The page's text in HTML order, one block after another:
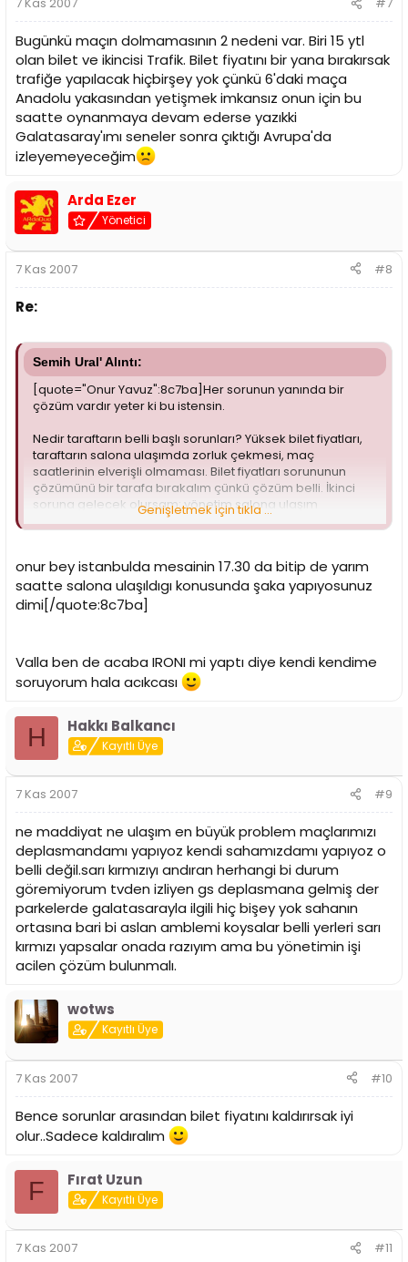
7 Kas 2007 #7
Bugünkü maçın dolmamasının 2 nedeni var. Biri 15 ytl
olan bilet ve ikincisi Trafik. Bilet fiyatını bir yana bırakırsak
trafiğe yapılacak hiçbirşey yok çünkü 6'daki maça
Anadolu yakasından yetişmek imkansız onun için bu
saatte oynanmaya devam ederse yazıkki
Galatasaray'ımı seneler sonra çıktığı Avrupa'da
izleyemeyeceğim
Arda Ezer
Yönetici
7 Kas 2007 #8
Re:
Semih Ural' Alıntı:
[quote="Onur Yavuz":8c7ba]Her sorunun yanında bir
çözüm vardır yeter ki bu istensin.
Nedir taraftarın belli başlı sorunları? Yüksek bilet fiyatları,
taraftarın salona ulaşımda zorluk çekmesi, maç
saatlerinin elverişli olmaması. Bilet fiyatları sorununun
çözümünü bir tarafa bırakalım çünkü çözüm belli. İkinci
soruna gelecek olursam; yönetim salona ulaşım
konusunda İETT ile işbirliği yapmayı beceremiyorsa, servis
konularda düşüncesiz davranan yönetimin maç saatleri
konusunda hiçbir kusuru yok! Memur kenti olan İstanbul
´da 17:30´da mesai biter, maça gelmek isteyen taraftar da
Ancak bu anlayış devam ettiği sürece Avrupa´da 10 yıl
kapasitesinin %10´u, satılan kombinelerin %20´si ile kutlarız.
Gel de zihniyet istifa deme!
Genişletmek için tıkla ...
onur bey istanbulda mesainin 17.30 da bitip de yarım
saatte salona ulaşıldıgı konusunda şaka yapıyosunuz
dimi[/quote:8c7ba]
Valla ben de acaba IRONI mi yaptı diye kendi kendime
soruyorum hala acıkcası
H Hakkı Balkancı
Kayıtlı Üye
7 Kas 2007 #9
ne maddiyat ne ulaşım en büyük problem maçlarımızı
deplasmandamı yapıyoz kendi sahamızdamı yapıyoz o
belli değil.sarı kırmızıyı andıran herhangi bi durum
göremiyorum tvden izliyen gs deplasmana gelmiş der
parkelerde galatasarayla ilgili hiç bişey yok sahanın
ortasına bari bi aslan amblemi koysalar belli yerleri sarı
kırmızı yapsalar onada razıyım ama bu yönetimin işi
acilen çözüm bulunmalı.
wotws
Kayıtlı Üye
7 Kas 2007 #10
Bence sorunlar arasından bilet fiyatını kaldırırsak iyi
olur..Sadece kaldıralım
F Fırat Uzun
Kayıtlı Üye
7 Kas 2007 #11